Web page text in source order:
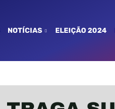
NOTÍCIAS ELEIÇÃO 2024